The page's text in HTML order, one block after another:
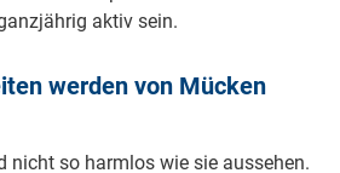
ak­tiv sein.
werden von Mücken
nicht so harm­los wie sie aus­se­hen.